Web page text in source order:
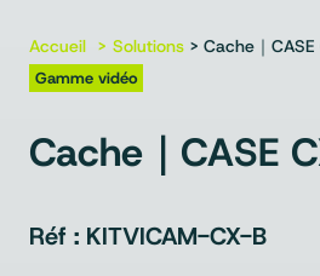
Accueil Solutions > Cache｜CASE
Gamme vidéo
Cache｜CASE
KITVICAM-CX-B